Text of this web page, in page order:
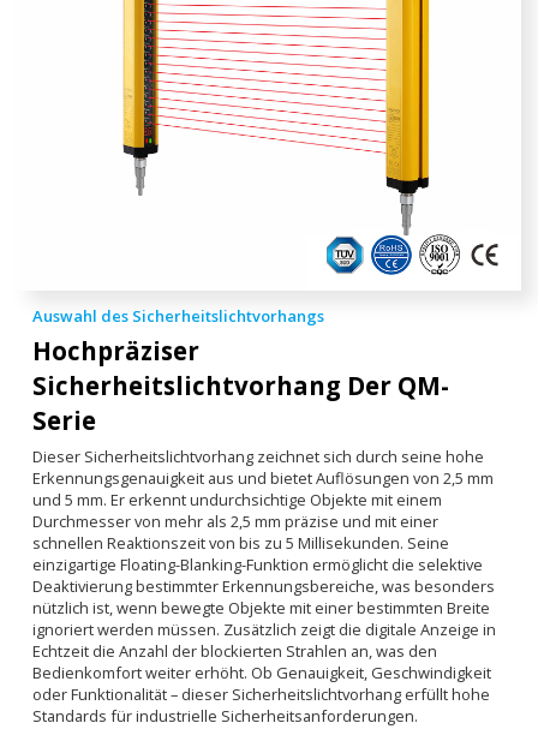
Auswahl des Sicherheitslichtvorhangs
Hochpräziser
Sicherheitslichtvorhang Der QM-
Serie
Dieser Sicherheitslichtvorhang zeichnet sich durch seine hohe
Erkennungsgenauigkeit aus und bietet Auflösungen von 2,5 mm
und 5 mm. Er erkennt undurchsichtige Objekte mit einem
Durchmesser von mehr als 2,5 mm präzise und mit einer
schnellen Reaktionszeit von bis zu 5 Millisekunden. Seine
einzigartige Floating-Blanking-Funktion ermöglicht die selektive
Deaktivierung bestimmter Erkennungsbereiche, was besonders
nützlich ist, wenn bewegte Objekte mit einer bestimmten Breite
ignoriert werden müssen. Zusätzlich zeigt die digitale Anzeige in
Echtzeit die Anzahl der blockierten Strahlen an, was den
Bedienkomfort weiter erhöht. Ob Genauigkeit, Geschwindigkeit
oder Funktionalität – dieser Sicherheitslichtvorhang erfüllt hohe
Standards für industrielle Sicherheitsanforderungen.